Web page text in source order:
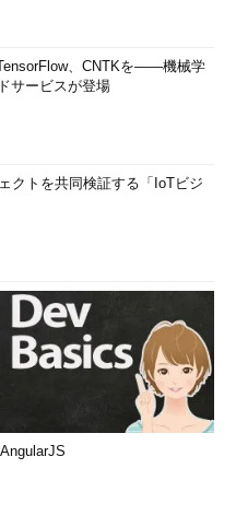
、CNTKを――機械学
サービスが登場
クトを共同検証する「IoTビジ
AngularJS